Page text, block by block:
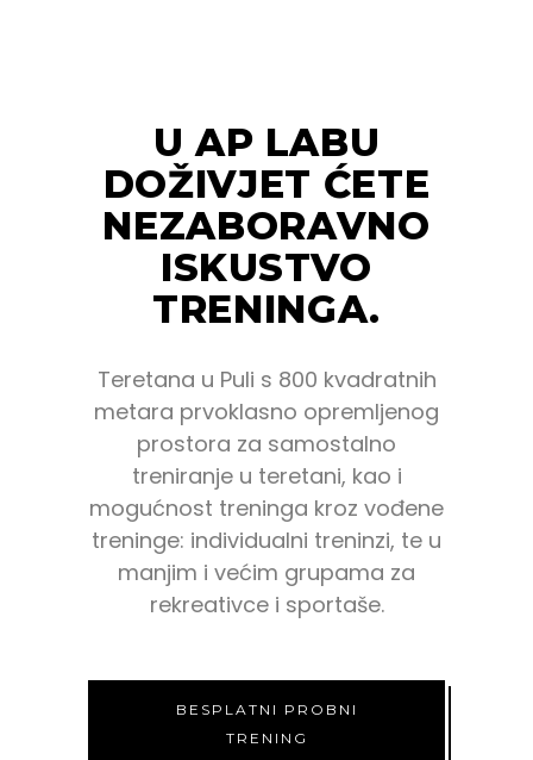
U AP LABU
DOŽIVJET ĆETE
NEZABORAVNO
ISKUSTVO
TRENINGA.
Teretana u Puli s 800 kvadratnih
metara prvoklasno opremljenog
prostora za samostalno
treniranje u teretani, kao i
mogućnost treninga kroz vođene
treninge: individualni treninzi, te u
manjim i većim grupama za
rekreativce i sportaše.
BESPLATNI PROBNI
TRENING